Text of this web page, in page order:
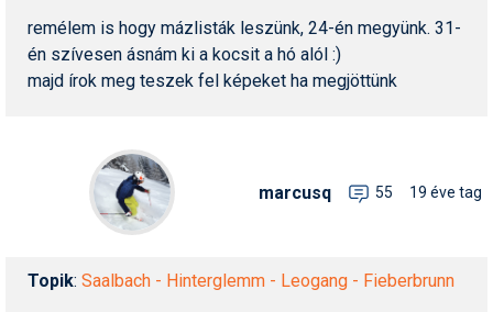
remélem is hogy mázlisták leszünk, 24-én megyünk. 31-
én szívesen ásnám ki a kocsit a hó alól :)
majd írok meg teszek fel képeket ha megjöttünk
marcusq 55 19 éve tag
Topik: Saalbach - Hinterglemm - Leogang - Fieberbrunn